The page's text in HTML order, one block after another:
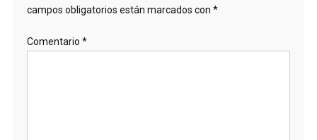
campos obligatorios están marcados con *
Comentario *